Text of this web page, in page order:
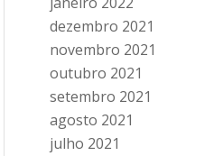
dezembro 2021
novembro 2021
outubro 2021
setembro 2021
agosto 2021
julho 2021